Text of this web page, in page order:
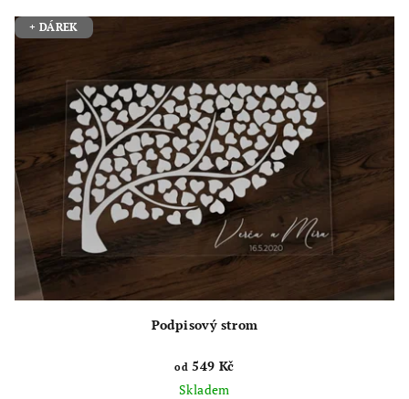
+ DÁREK
Podpisový strom
od 549 Kč
Skladem